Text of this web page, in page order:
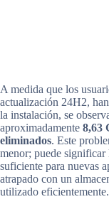
A medida que los
actualización 24H2,
la instalación, se
aproximadamente 8,63
eliminados. Este
menor; puede significar
suficiente para nuevas
atrapado con un
utilizado eficientemente.